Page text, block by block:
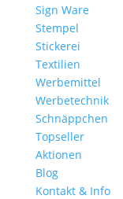
Sign Ware
Stempel
Stickerei
Textilien
Werbemittel
Werbetechnik
Schnäppchen
Topseller
Aktionen
Blog
Kontakt & Info